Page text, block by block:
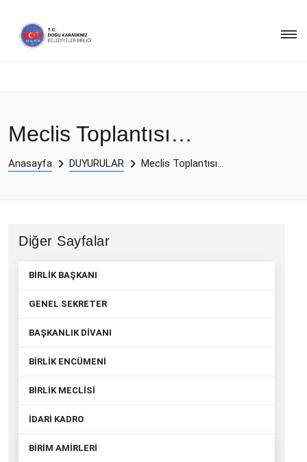
Meclis Toplantısı…
Anasayfa DUYURULAR Meclis Toplantısı…
Diğer Sayfalar
BİRLİK BAŞKANI
GENEL SEKRETER
BAŞKANLIK DİVANI
BİRLİK ENCÜMENİ
BİRLİK MECLİSİ
İDARİ KADRO
BİRİM AMİRLERİ